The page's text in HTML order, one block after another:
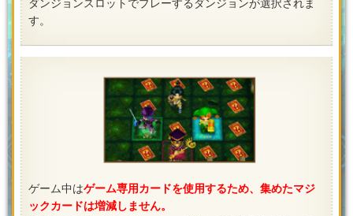
ダンジョンスロットでプレーするダンジョンが選択されま
す。
ゲーム中はゲーム専用カードを使用するため、集めたマジ
ックカードは増減しません。